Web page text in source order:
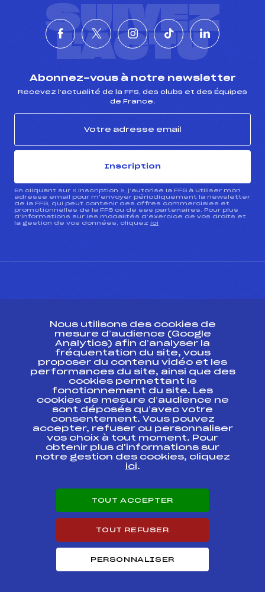
SUIVEZ
L'ACTU
Abonnez-vous à notre newsletter
Recevez l’actualité de la FFS, des clubs et des Équipes
de France.
Inscription
En cliquant sur « inscription », j’autorise la FFS à utiliser mon
adresse email pour m’envoyer périodiquement la newsletter
de la FFS, qui peut contenir des offres commerciales et
promotionnelles de la FFS ou de ses partenaires. Pour plus
d’informations sur les modalités d’exercice de vos droits et
la gestion de vos données, cliquez ici
Ressources
Pass’Neige
Projet sportif fédéral
Projet de performance fédéral
Antidopage
Pôle Développement, Formation, Suivi
Scientifique
Listes ministérielles
Pôle vie de l’athlète
Enseignement professionnel
Carrières
Nous utilisons des cookies de
mesure d’audience (Google
Analytics) afin d’analyser la
fréquentation du site, vous
proposer du contenu vidéo et les
performances du site, ainsi que des
cookies permettant le
fonctionnement du site. Les
cookies de mesure d’audience ne
sont déposés qu’avec votre
consentement. Vous pouvez
accepter, refuser ou personnaliser
vos choix à tout moment. Pour
obtenir plus d'informations sur
notre gestion des cookies, cliquez
ici.
TOUT ACCEPTER
TOUT REFUSER
PERSONNALISER